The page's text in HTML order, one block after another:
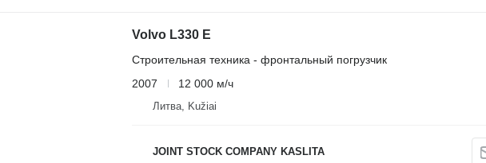
Volvo L330 E
Строительная техника - фронтальный погрузчик
2007
12 000 м/ч
Литва, Kužiai
JOINT STOCK COMPANY KASLITA